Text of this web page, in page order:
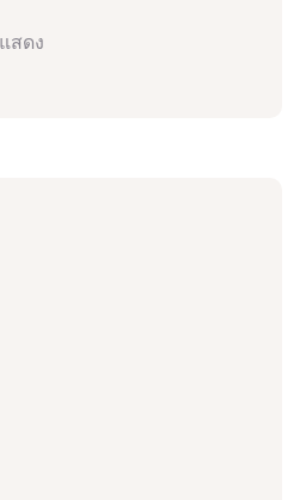
สดง